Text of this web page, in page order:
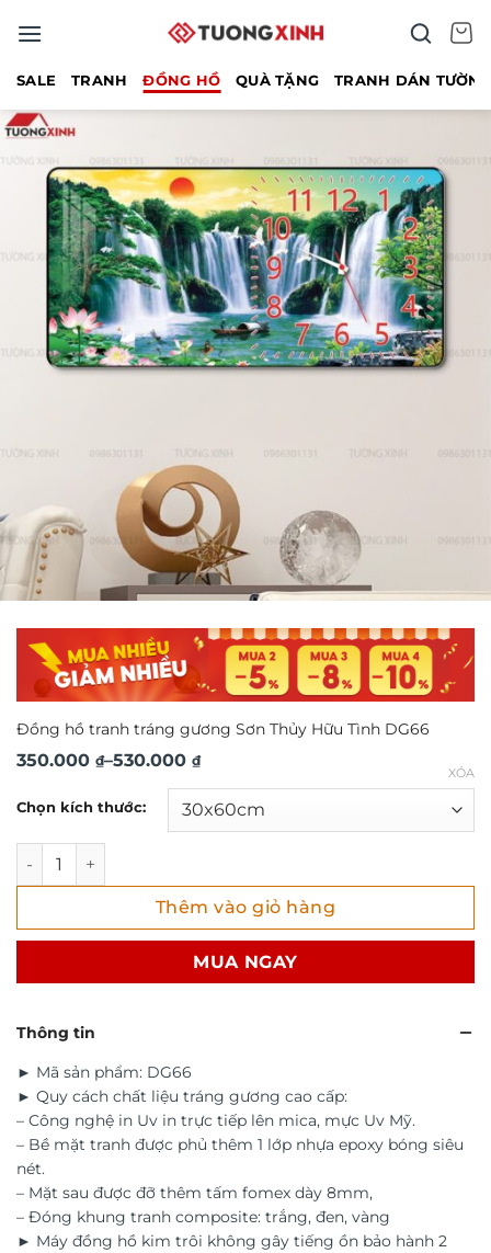
qua
SALE TRANH ĐỒNG HỒ QUÀ TẶNG TRANH DÁN
Đồng hồ tranh tráng gương Sơn Thủy Hữu Tình DG66
350.000 ₫–530.000 ₫
Khoảng
350.000 ₫
đến
530.000 ₫
Chọn kích thước:
XÓA
Đồng hồ tranh tráng gương Sơn Thủy Hữu Tình DG66 số
Thêm vào giỏ hàng
MUA NGAY
Thông tin
► Mã sản phẩm: DG66
► Quy cách chất liệu tráng gương cao cấp:
– Công nghệ in Uv in trực tiếp lên mica, mực Uv Mỹ.
– Bề mặt tranh được phủ thêm 1 lớp nhựa epoxy bóng siêu
nét.
– Mặt sau được đỡ thêm tấm fomex dày 8mm,
– Đóng khung tranh composite: trắng, đen, vàng
► Máy đồng hồ kim trôi không gây tiếng ồn bảo hành 2